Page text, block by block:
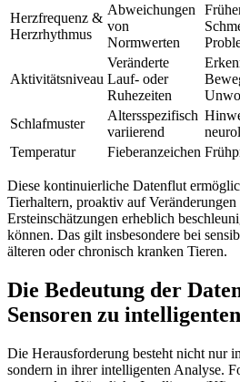
Herzfrequenz &
Herzrhythmus
Abweichungen
von
Normwerten
Aktivitätsniveau
Veränderte
Lauf- oder
Ruhezeiten
Schlafmuster
Altersspezifisch
variierend
Temperatur
Fieberanzeichen
Diese kontinuierliche Datenflut
Tierhaltern, proaktiv auf
Ersteinschätzungen erheblich
können. Das gilt insbesondere bei
älteren oder chronisch kranken Tieren.
Die Bedeutung der
Sensoren zu
Die Herausforderung besteht nicht nur
sondern in ihrer intelligenten Analyse.